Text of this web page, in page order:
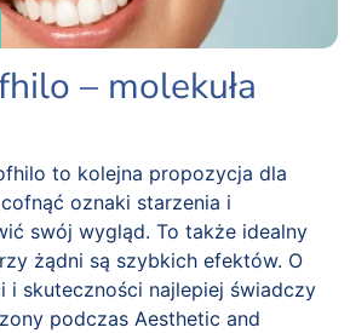
– molekuła
to kolejna propozycja dla
oznaki starzenia i
swój wygląd. To także idealny
żądni są szybkich efektów. O
i skuteczności najlepiej świadczy
podczas Aesthetic and